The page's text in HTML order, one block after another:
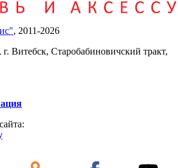
, 2011-2026
г. Витебск, Старобабиновичский тракт,